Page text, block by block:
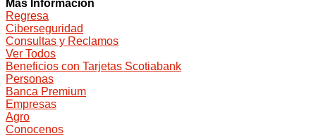
Más Información
Regresa
Ciberseguridad
Consultas y Reclamos
Ver Todos
Beneficios con Tarjetas Scotiabank
Personas
Banca Premium
Empresas
Agro
Conocenos